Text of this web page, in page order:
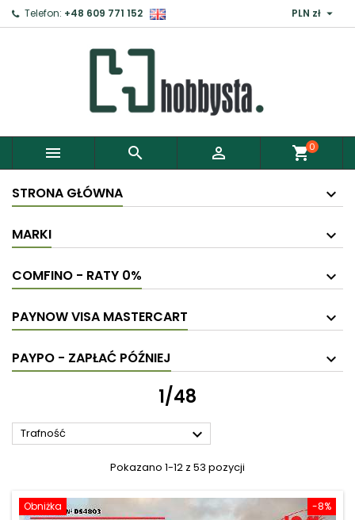
Telefon: +48 609 771 152 PLN zł 
   shopping_cart0
STRONA GŁÓWNA
MARKI
COMFINO - RATY 0%
PAYNOW VISA MASTERCART
PAYPO - ZAPŁAĆ PÓŹNIEJ
1/48
Trafność 
Pokazano 1-12 z 53 pozycji
-8%
Obniżka
Zaloguj ×
Aby zapisać produkty do Schowka, musisz się
Anuluj Zaloguj